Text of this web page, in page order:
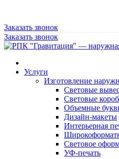
Заказать звонок
Заказать звонок
Услуги
Изготовление
Световые
Световые
Объемные
Дизайн-макеты
Интерьерная
Световое
УФ-печать